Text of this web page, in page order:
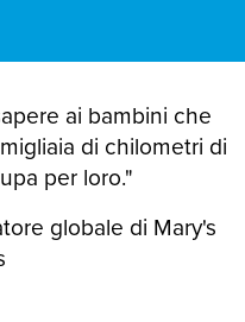
ai bambini che
di chilometri di
per loro."
globale di Mary's